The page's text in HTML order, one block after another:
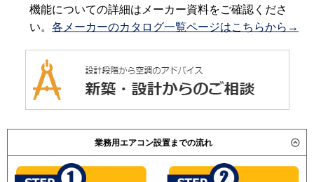
機能についての詳細はメーカー資料をご確認くださ
い。 各メーカーのカタログ一覧ページはこちらから→
業務用エアコン設置までの流れ